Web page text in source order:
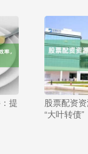
提
股票配资
“大叶转债”